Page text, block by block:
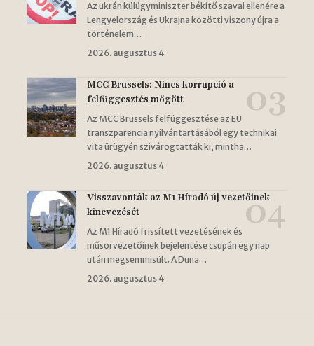
Az ukrán külügyminiszter békítő szavai ellenére a
Lengyelország és Ukrajna közötti viszony újra a
történelem…
2026. augusztus 4
MCC Brussels: Nincs korrupció a
felfüggesztés mögött
Az MCC Brussels felfüggesztése az EU
transzparencia nyilvántartásából egy technikai
vita ürügyén szivárogtatták ki, mintha…
2026. augusztus 4
Visszavonták az M1 Híradó új vezetőinek
kinevezését
Az M1 Híradó frissített vezetésének és
műsorvezetőinek bejelentése csupán egy nap
után megsemmisült. A Duna…
2026. augusztus 4